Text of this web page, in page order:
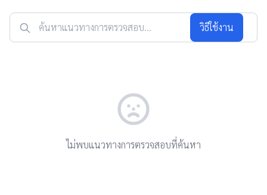
วิธีใช้งาน
ไม่พบแนวทางการตรวจสอบที่ค้นหา